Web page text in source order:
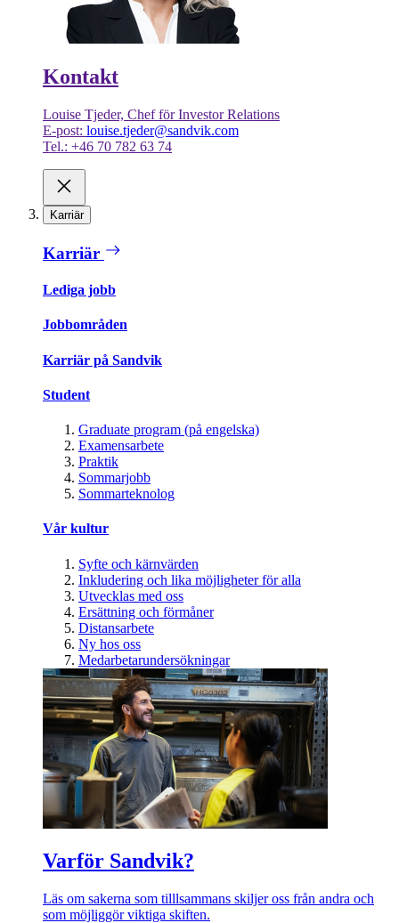
Kontakt
Louise Tjeder, Chef för Investor Relations
E-post: louise.tjeder@sandvik.com
Tel.: +46 70 782 63 74
Karriär
Karriär
Lediga jobb
Jobbområden
Karriär på Sandvik
Student
Graduate program (på engelska)
Examensarbete
Praktik
Sommarjobb
Sommarteknolog
Vår kultur
Syfte och kärnvärden
Inkludering och lika möjligheter för alla
Utvecklas med oss
Ersättning och förmåner
Distansarbete
Ny hos oss
Medarbetarundersökningar
Varför Sandvik?
Läs om sakerna som tilllsammans skiljer oss från andra och
som möjliggör viktiga skiften.